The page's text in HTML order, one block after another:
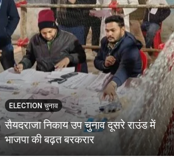
ELECTION चुनाव
सैयदराजा निकाय उप चुनाव दूसरे राउंड में
भाजपा की बढ़त बरकरार